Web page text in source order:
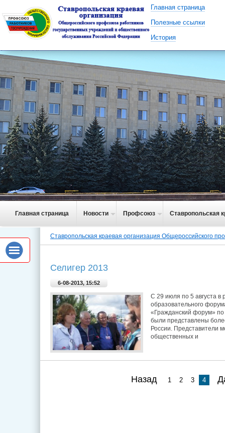
Главная страница
Полезные ссылки
История
Главная страница Новости Профсоюз Ставропольская
Ставропольская краевая организация Общероссийского
Селигер 2013
6-08-2013, 15:52
С 29 июля по 5 августа в
образовательного
«Гражданский форум»
были представлены
России. Представители
общественных и
Назад 1 2 3 4